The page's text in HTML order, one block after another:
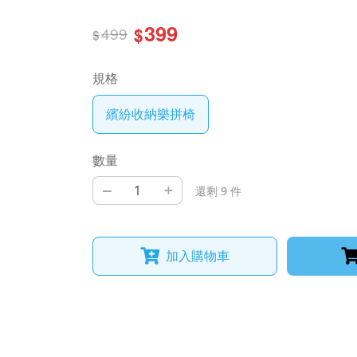
$499 $399
規格
繽紛收納樂拼椅
數量
– + 還剩 9 件
加入購物車